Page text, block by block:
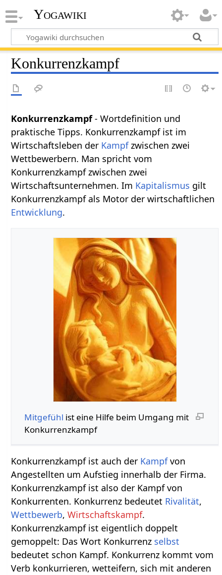
Yogawiki
Konkurrenzkampf
Konkurrenzkampf- Wortdefinition und
praktische Tipps. Konkurrenzkampf ist im
Wirtschaftsleben der Kampfzwischen zwei
Wettbewerbern. Man spricht vom
Konkurrenzkampf zwischen zwei
Wirtschaftsunternehmen. Im Kapitalismus gilt
Konkurrenzkampf als Motor der wirtschaftlichen
Entwicklung.
Mitgefühl ist eine Hilfe beim Umgang mit
Konkurrenzkampf
Konkurrenzkampf ist auch der Kampfvon
Angestellten um Aufstieg innerhalb der Firma.
Konkurrenzkampf ist also der Kampf von
Konkurrenten. Konkurrenz bedeutet Rivalität,
Wettbewerb,Wirtschaftskampf.
Konkurrenzkampf ist eigentlich doppelt
gemoppelt: Das Wort Konkurrenz selbst
bedeutet schon Kampf. Konkurrenz kommt vom
Verb konkurrieren, wetteifern, sich mit anderen